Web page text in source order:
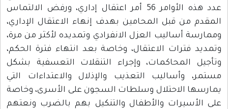
عدد هذه الأوامر 56 أمر اعتقال إداري، ورفض الالتماس
من قبل المحامين بهدف إنهاء الاعتقال الإداري،
أساليب العزل الانفرادي وتمديده لأكثر من مرة،
فترات الاعتقال، وخاصة بعد انتهاء فترة الحكم،
المحاكمات، وإجراء التنقلات التعسفية بشكل
وأساليب التعذيب والإذلال والاعتداءات التي
الاحتلال وسلطات السجون على الأسرى، وخاصة
الأسيرات والأطفال والتنكيل بهم بالضرب ونعتهم